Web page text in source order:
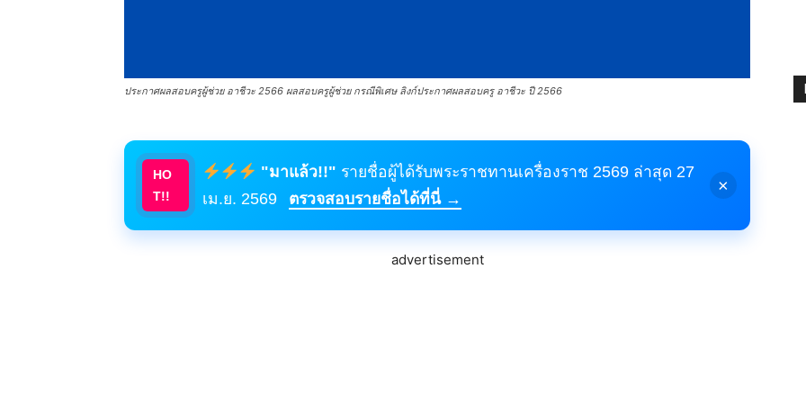
ประกาศผลสอบครูผู้ช่วย อาชีวะ 2566 ผลสอบครูผู้ช่วย กรณีพิเศษ ลิงก์ประกาศผลสอบครู อาชีวะ ปี 2566
HO
T!!
"มาแล้ว!!" รายชื่อผู้ได้รับพระราชทานเครื่องราช 2569 ล่าสุด 27
เม.ย. 2569
ตรวจสอบรายชื่อได้ที่นี่ →
×
advertisement